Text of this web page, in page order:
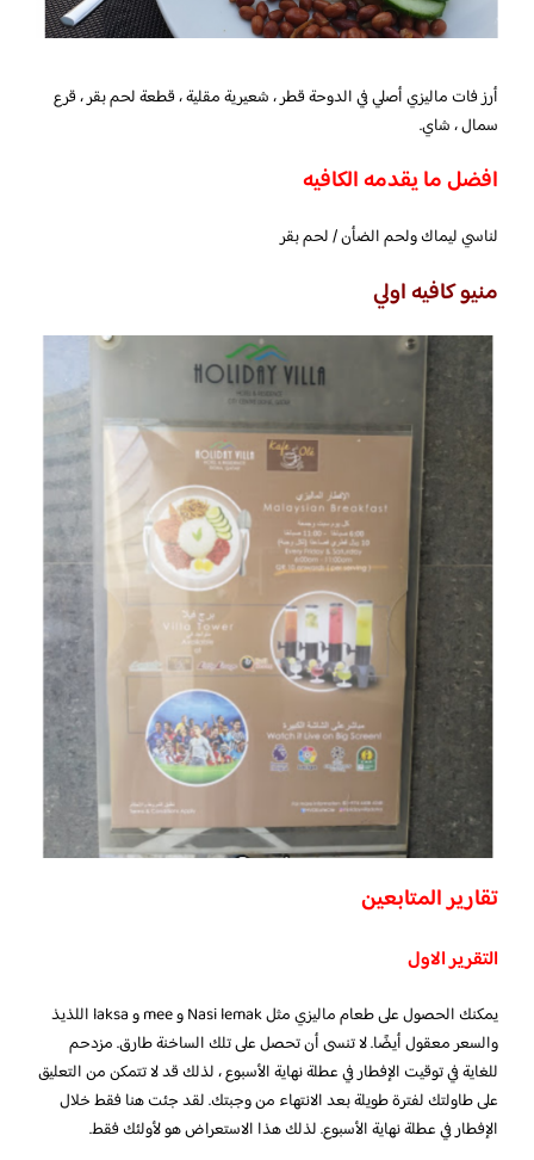
أرز فات ماليزي أصلي في الدوحة قطر ، شعيرية مقلية ، قطعة لحم بقر ، قرع
سمال ، شاي.
افضل ما يقدمه الكافيه
لناسي ليماك ولحم الضأن / لحم بقر
منيو كافيه اولي
تقارير المتابعين
التقرير الاول
يمكنك الحصول على طعام ماليزي مثل Nasi lemak و mee و laksa اللذيذ
والسعر معقول أيضًا. لا تنسى أن تحصل على تلك الساخنة طارق. مزدحم
للغاية في توقيت الإفطار في عطلة نهاية الأسبوع ، لذلك قد لا تتمكن من التعليق
على طاولتك لفترة طويلة بعد الانتهاء من وجبتك. لقد جئت هنا فقط خلال
الإفطار في عطلة نهاية الأسبوع. لذلك هذا الاستعراض هو لأولئك فقط.